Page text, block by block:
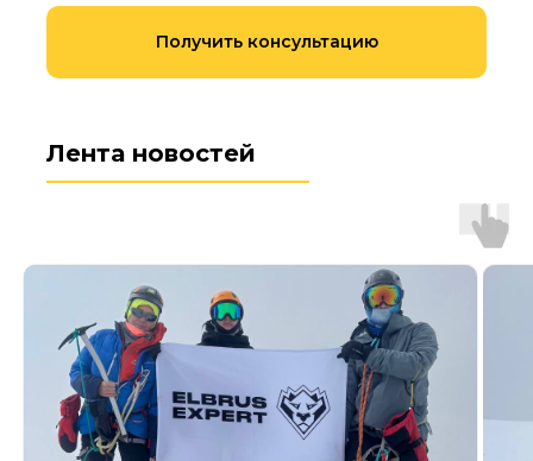
Получить консультацию
Лента новостей